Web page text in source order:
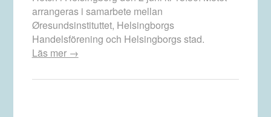
arrangeras i samarbete mellan
Øresundsinstituttet, Helsingborgs
Handelsförening och Helsingborgs stad.
Läs mer →